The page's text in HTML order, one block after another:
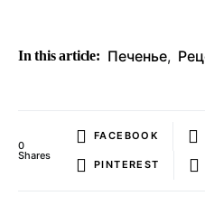
In this article: Печенье,
0
Shares
FACEBOOK
PINTEREST